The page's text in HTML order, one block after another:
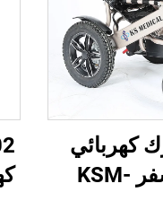
كهربائي
محمول للسفر KSM-